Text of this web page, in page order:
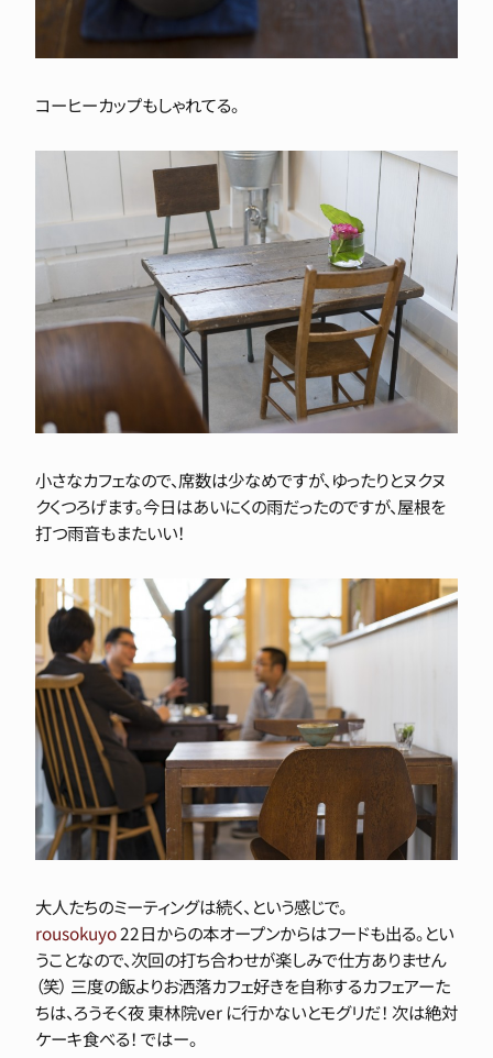
コーヒーカップもしゃれてる。
小さなカフェなので、席数は少なめですが、ゆったりとヌクヌ
クくつろげます。今日はあいにくの雨だったのですが、屋根を
打つ雨音もまたいい！
大人たちのミーティングは続く、という感じで。
rousokuyo22日からの本オープンからはフードも出る。とい
うことなので、次回の打ち合わせが楽しみで仕方ありません
（笑） 三度の飯よりお洒落カフェ好きを自称するカフェアーた
ちは、ろうそく夜 東林院ver に行かないとモグリだ！ 次は絶対
ケーキ食べる！ ではー。